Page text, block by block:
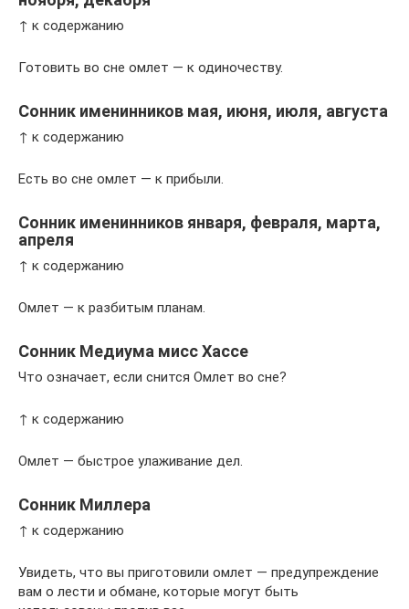
↑ к содержанию
Готовить во сне омлет — к одиночеству.
Сонник именинников мая, июня, июля, августа
↑ к содержанию
Есть во сне омлет — к прибыли.
Сонник именинников января, февраля, марта,
апреля
↑ к содержанию
Омлет — к разбитым планам.
Сонник Медиума мисс Хассе
Что означает, если снится Омлет во сне?
↑ к содержанию
Омлет — быстрое улаживание дел.
Сонник Миллера
↑ к содержанию
Увидеть, что вы приготовили омлет — предупреждение
вам о лести и обмане, которые могут быть